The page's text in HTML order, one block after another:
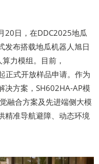
20日，在DDC2025地瓜
发布搭载地瓜机器人旭日
力模组。目前，
正式开放样品申请。作为
决方案，SH602HA-AP模
融合方案及先进端侧大模
精准导航避障、动态环境